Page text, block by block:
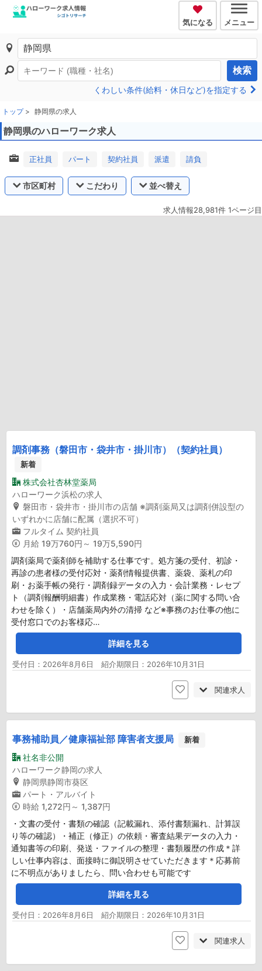
気になる メニュー
検索
くわしい条件(給料・休日など)を指定する
トップ 静岡県の求人
静岡県のハローワーク求人
正社員 パート 契約社員 派遣 請負
市区町村 こだわり 並べ替え
求人情報28,981件 1ページ目
調剤事務（磐田市・袋井市・掛川市）（契約社員）
新着
株式会社杏林堂薬局
ハローワーク浜松の求人
磐田市・袋井市・掛川市の店舗 ※調剤薬局又は調剤併設型の
いずれかに店舗に配属（選択不可）
フルタイム 契約社員
月給 19万760円～ 19万5,590円
調剤薬局で薬剤師を補助する仕事です。処方箋の受付、初診・
再診の患者様の受付応対・薬剤情報提供書、薬袋、薬札の印
刷・お薬手帳の発行・調剤録データの入力・会計業務・レセプ
ト（調剤報酬明細書）作成業務・電話応対（薬に関する問い合
わせを除く）・店舗薬局内外の清掃 など※事務のお仕事の他に
受付窓口でのお客様応…
詳細を見る
受付日：2026年8月6日 紹介期限日：2026年10月31日
関連求人
事務補助員／健康福祉部 障害者支援局 新着
社名非公開
ハローワーク静岡の求人
静岡県静岡市葵区
パート・アルバイト
時給 1,272円～ 1,387円
・文書の受付・書類の確認（記載漏れ、添付書類漏れ、計算誤
り等の確認）・補正（修正）の依頼・審査結果データの入力・
通知書等の印刷、発送・ファイルの整理・書類履歴の作成＊詳
しい仕事内容は、面接時に御説明させていただきます＊応募前
に不明点がありましたら、問い合わせも可能です
詳細を見る
受付日：2026年8月6日 紹介期限日：2026年10月31日
関連求人